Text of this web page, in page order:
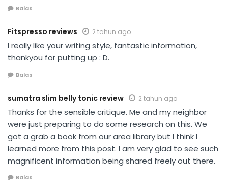
Balas
Fitspresso reviews 2 tahun ago
I really like your writing style, fantastic information,
thankyou for putting up : D.
Balas
sumatra slim belly tonic review 2 tahun ago
Thanks for the sensible critique. Me and my neighbor
were just preparing to do some research on this. We
got a grab a book from our area library but I think I
learned more from this post. I am very glad to see such
magnificent information being shared freely out there.
Balas